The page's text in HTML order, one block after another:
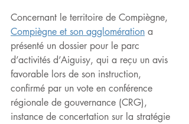
Concernant le territoire de Compiègne,
Compiègne et son agglomération a
présenté un dossier pour le parc
d’activités d’Aiguisy, qui a reçu un avis
favorable lors de son instruction,
confirmé par un vote en conférence
régionale de gouvernance (CRG),
instance de concertation sur la stratégie